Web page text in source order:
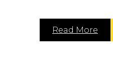
Read More